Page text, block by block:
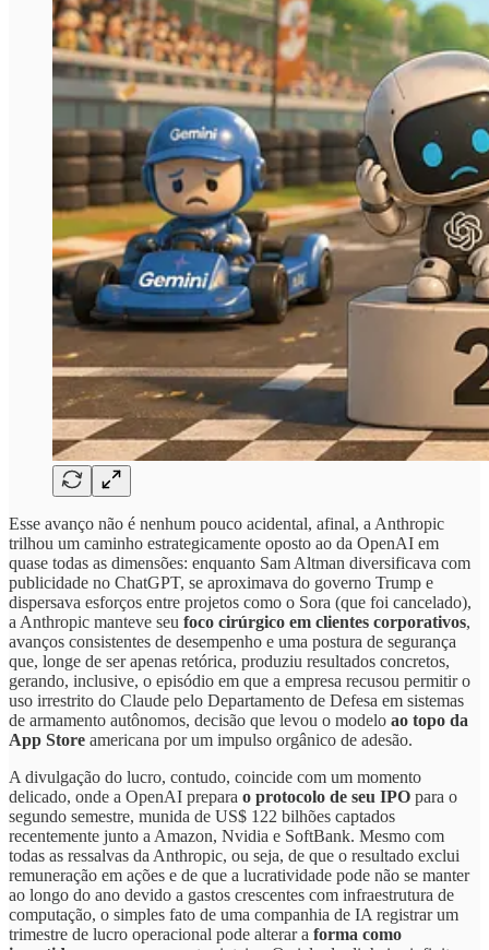
Esse avanço não é nenhum pouco acidental, afinal, a Anthropic
trilhou um caminho estrategicamente oposto ao da OpenAI em
quase todas as dimensões: enquanto Sam Altman diversificava com
publicidade no ChatGPT, se aproximava do governo Trump e
dispersava esforços entre projetos como o Sora (que foi cancelado),
a Anthropic manteve seu foco cirúrgico em clientes corporativos,
avanços consistentes de desempenho e uma postura de segurança
que, longe de ser apenas retórica, produziu resultados concretos,
gerando, inclusive, o episódio em que a empresa recusou permitir o
uso irrestrito do Claude pelo Departamento de Defesa em sistemas
de armamento autônomos, decisão que levou o modelo ao topo da
App Store americana por um impulso orgânico de adesão.
A divulgação do lucro, contudo, coincide com um momento
delicado, onde a OpenAI prepara o protocolo de seu IPO para o
segundo semestre, munida de US$ 122 bilhões captados
recentemente junto a Amazon, Nvidia e SoftBank. Mesmo com
todas as ressalvas da Anthropic, ou seja, de que o resultado exclui
remuneração em ações e de que a lucratividade pode não se manter
ao longo do ano devido a gastos crescentes com infraestrutura de
computação, o simples fato de uma companhia de IA registrar um
trimestre de lucro operacional pode alterar a forma como